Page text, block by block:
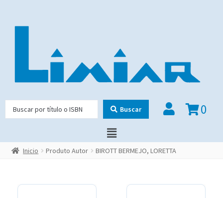
Buscar 0
Inicio Produto Autor BIROTT BERMEJO, LORETTA